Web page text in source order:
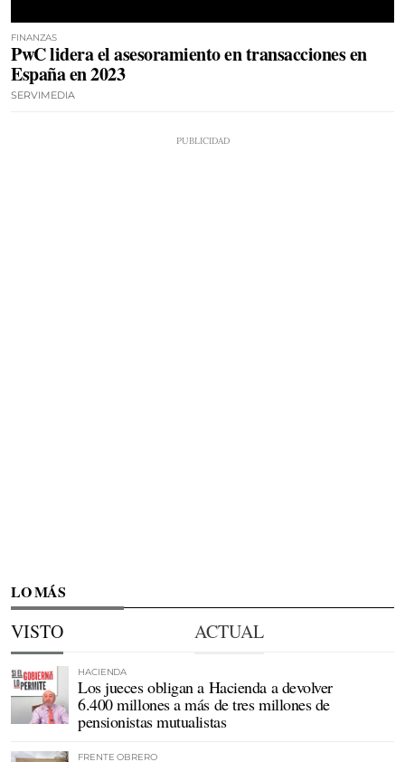
FINANZAS
PwC lidera el asesoramiento en transacciones en
España en 2023
SERVIMEDIA
LO MÁS
VISTO ACTUAL
HACIENDA
Los jueces obligan a Hacienda a devolver
6.400 millones a más de tres millones de
pensionistas mutualistas
FRENTE OBRERO